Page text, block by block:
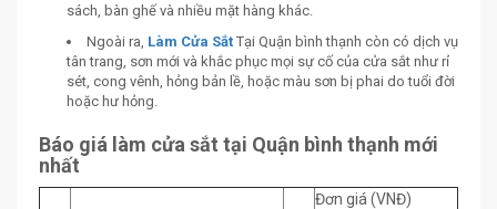
sách, bàn ghế và nhiều mặt hàng khác.
Ngoài ra, Làm Cửa Sắt Tại Quận bình thạnh còn có dịch vụ
tân trang, sơn mới và khắc phục mọi sự cố của cửa sắt như rỉ
sét, cong vênh, hỏng bản lề, hoặc màu sơn bị phai do tuổi đời
hoặc hư hỏng.
Báo giá làm cửa sắt tại Quận bình thạnh mới
nhất
Đơn giá (VNĐ)